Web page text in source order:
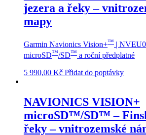
jezera a řeky –
mapy
Garmin Navionics Vision+™ |
microSD™/SD™ a roční předplatné
5 990,00 Kč Přidat do poptávky
NAVIONICS VISION+
microSD™/SD™ –
řeky – vnitrozemské